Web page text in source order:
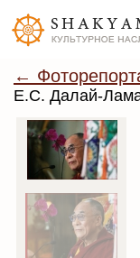
←
Е.С. Далай-